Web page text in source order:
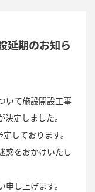
延期のお知ら
いて施設開設工事
定しました。
しております。
惑をおかけいたし
し上げます。